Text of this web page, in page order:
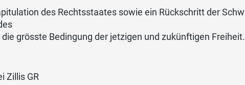
des Rechtsstaates sowie ein Rückschritt der
grösste Bedingung der jetzigen und zukünftigen Freiheit.
Zillis GR